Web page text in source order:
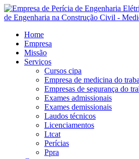
Home
Empresa
Missão
Serviços
Cursos cipa
Empresa de medicina do
Empresas de segurança do
Exames admissionais
Exames demissionais
Laudos técnicos
Licenciamentos
Ltcat
Perícias
Ppra